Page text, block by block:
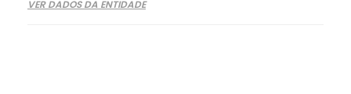
VER DADOS DA ENTIDADE